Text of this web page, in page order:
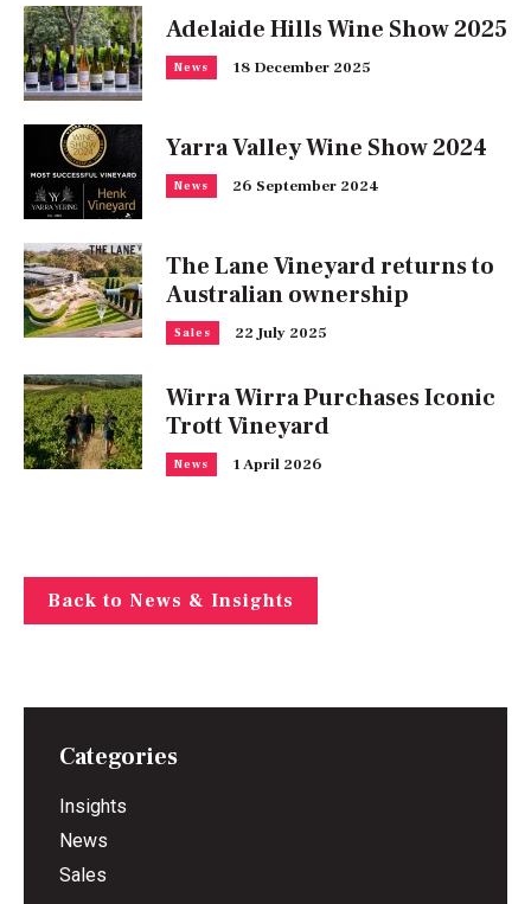
Adelaide Hills Wine Show 2025
News 18 December 2025
Yarra Valley Wine Show 2024
News 26 September 2024
The Lane Vineyard returns to
Australian ownership
Sales 22 July 2025
Wirra Wirra Purchases Iconic
Trott Vineyard
News 1 April 2026
Back to News & Insights
Categories
Insights
News
Sales